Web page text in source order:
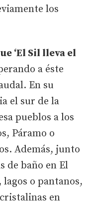
los
‘El Sil lleva el
a éste
En su
el sur de la
pueblos a los
Páramo o
Además, junto
de baño en El
o pantanos,
en